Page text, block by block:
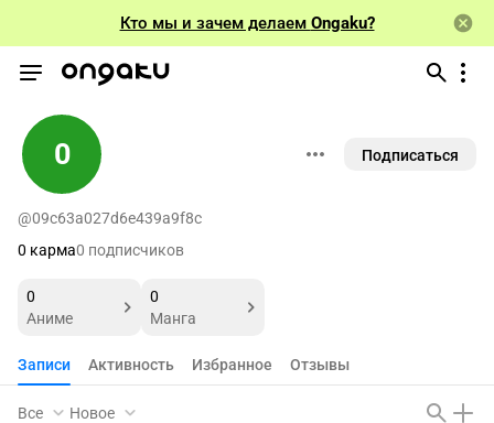
Кто мы и зачем делаем Ongaku?
0 Подписаться
@09c63a027d6e439a9f8c
0 карма0 подписчиков
0
Аниме
0
Манга
Записи Активность Избранное Отзывы
Все Новое